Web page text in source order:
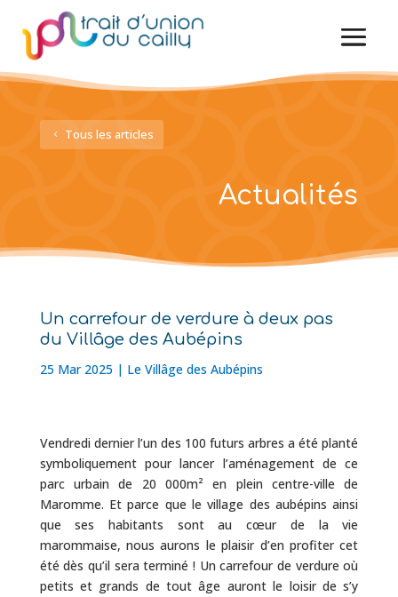
Tous les articles
Actualités
Un carrefour de verdure à deux pas
du Villâge des Aubépins
25 Mar 2025 | Le Villâge des Aubépins
Vendredi dernier l’un des 100 futurs arbres a été planté
symboliquement pour lancer l’aménagement de ce
parc urbain de 20 000m² en plein centre-ville de
Maromme. Et parce que le village des aubépins ainsi
que ses habitants sont au cœur de la vie
marommaise, nous aurons le plaisir d’en profiter cet
été dès qu’il sera terminé ! Un carrefour de verdure où
petits et grands de tout âge auront le loisir de s’y